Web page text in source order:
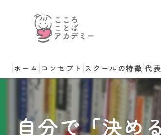
ホーム コンセプト スクールの特徴
中学生
代
自分で「決め